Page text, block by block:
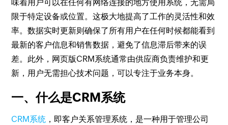
味着用户可以在任何有网络连接的地方使用系统，无需局
限于特定设备或位置。这极大地提高了工作的灵活性和效
率。数据实时更新则确保了所有用户在任何时候都能看到
最新的客户信息和销售数据，避免了信息滞后带来的误
差。此外，网页版CRM系统通常由供应商负责维护和更
新，用户无需担心技术问题，可以专注于业务本身。
一、什么是CRM系统
CRM系统 ，即客户关系管理系统，是一种用于管理公司